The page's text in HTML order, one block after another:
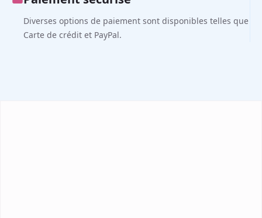
Diverses options de paiement sont disponibles telles que
Carte de crédit et PayPal.